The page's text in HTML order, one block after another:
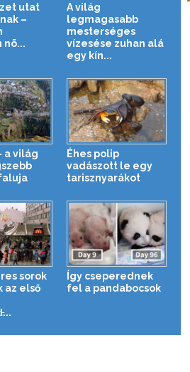
utat
–
nö...
A világ
legmagasabb
mesterséges
vízesése zuhan alá
egy kín...
a világ
Éhes polip
vadászott le egy
tarisznyarákot
sorok
az első
Így cseperednek
fel a pandabocsok